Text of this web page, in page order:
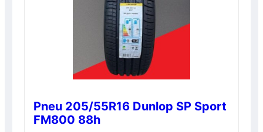
Pneu 205/55R16 Dunlop SP Sport
FM800 88h